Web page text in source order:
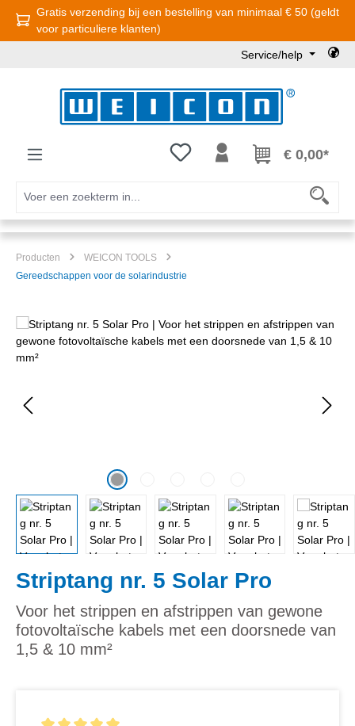
Ga naar de hoofdinhoud
Gratis verzending bij een bestelling van minimaal € 50 (geldt
voor particuliere klanten)
Service/help
Je hebt 0 items op je€ 0,00*
Producten
WEICON TOOLS
Gereedschappen voor de solarindustrie
Afbeeldingengalerij overslaan
Striptang nr. 5 Solar Pro
Voor het strippen en afstrippen van gewone
fotovoltaïsche kabels met een doorsnede van
1,5 & 10 mm²